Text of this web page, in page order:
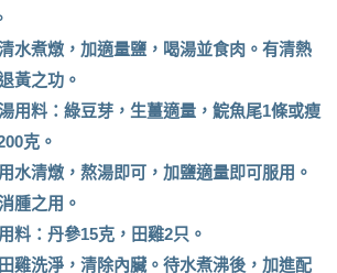
水煮燉，加適量鹽，喝湯並食肉。有清熱
黃之功。
用料：綠豆芽，生薑適量，鯇魚尾1條或瘦
克。
水清燉，熬湯即可，加鹽適量即可服用。
腫之用。
料：丹參15克，田雞2只。
雞洗淨，清除內臟。待水煮沸後，加進配